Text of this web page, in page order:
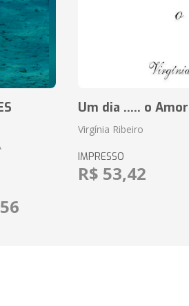
Um dia ..... o Amor
Virgínia Ribeiro
IMPRESSO
R$ 53,42